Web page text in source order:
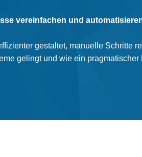
vereinfachen und
gestaltet, manuelle Schritte
gelingt und wie ein